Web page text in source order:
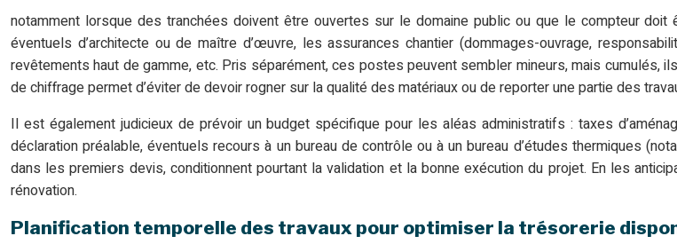
notamment lorsque des tranchées doivent être ouvertes sur le domaine public ou que le compteur
éventuels d’architecte ou de maître d’œuvre, les assurances chantier (dommages-ouvrage,
revêtements haut de gamme, etc. Pris séparément, ces postes peuvent sembler mineurs, mais
de chiffrage permet d’éviter de devoir rogner sur la qualité des matériaux ou de reporter une partie des
Il est également judicieux de prévoir un budget spécifique pour les aléas administratifs : taxes
déclaration préalable, éventuels recours à un bureau de contrôle ou à un bureau d’études thermiques
dans les premiers devis, conditionnent pourtant la validation et la bonne exécution du projet. En les
rénovation.
Planification temporelle des travaux pour optimiser la trésorerie